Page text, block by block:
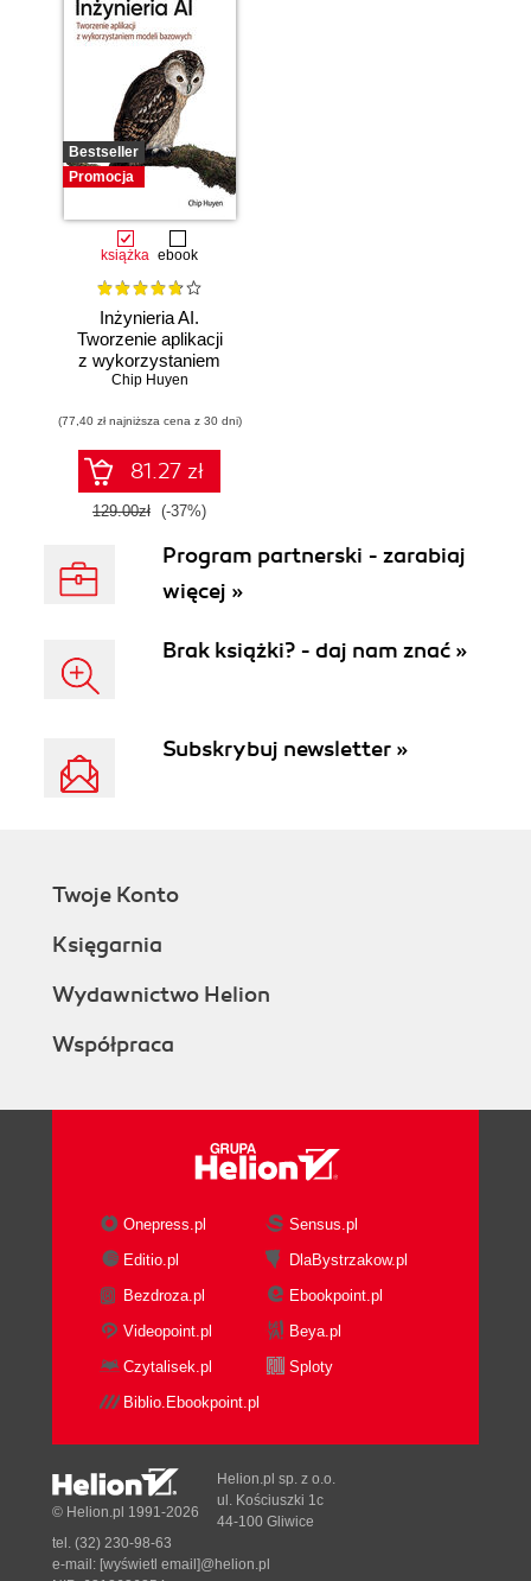
Bestseller
Promocja
książka ebook
Inżynieria AI.
Tworzenie aplikacji
z wykorzystaniem
modeli bazowych
Chip Huyen
(77,40 zł najniższa cena z 30 dni)
81.27 zł
129.00zł (-37%)
Program partnerski - zarabiaj
więcej »
Brak książki? - daj nam znać »
Subskrybuj newsletter »
Twoje Konto
Księgarnia
Wydawnictwo Helion
Współpraca
Onepress.pl
Sensus.pl
Editio.pl
DlaBystrzakow.pl
Bezdroza.pl
Ebookpoint.pl
Videopoint.pl
Beya.pl
Czytalisek.pl
Sploty
Biblio.Ebookpoint.pl
© Helion.pl 1991-2026
Helion.pl sp. z o.o.
ul. Kościuszki 1c
44-100 Gliwice
tel. (32) 230-98-63
e-mail: [wyświetl email]@helion.pl